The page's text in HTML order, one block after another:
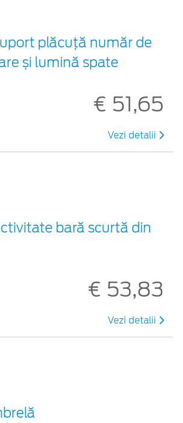
plăcuță număr de
și lumină spate
€ 51,65
Vezi detalii
bară scurtă din
€ 53,83
Vezi detalii